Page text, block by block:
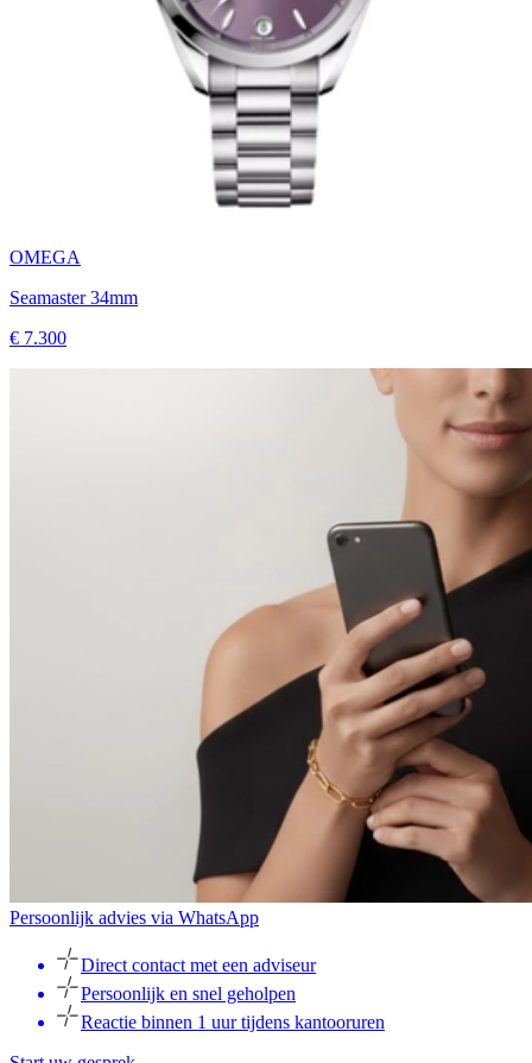
OMEGA
Seamaster 34mm
€ 7.300
Persoonlijk advies via WhatsApp
Direct contact met een adviseur
Persoonlijk en snel geholpen
Reactie binnen 1 uur tijdens kantooruren